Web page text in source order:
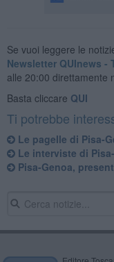
Se vuoi leggere le
Newsletter QUInews -
alle 20:00 direttamente
Basta cliccare QUI
Ti potrebbe
Le pagelle di Pisa-
Le interviste di
Pisa-Genoa,